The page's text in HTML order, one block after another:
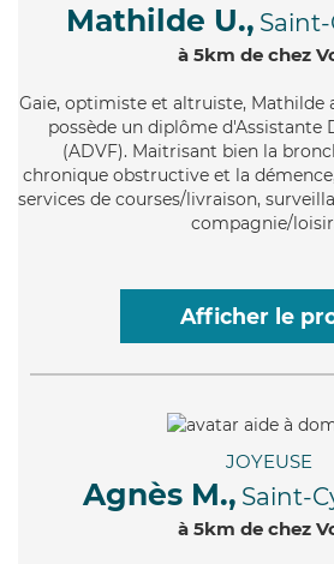
Mathilde U.,
à 5km de chez
Gaie, optimiste et altruiste, Mathilde
possède un diplôme d'Assistante
(ADVF). Maitrisant bien la
chronique obstructive et la
services de courses/livraison,
compagnie/
Afficher le
JOYEUSE
Agnès M., Saint-
à 5km de chez